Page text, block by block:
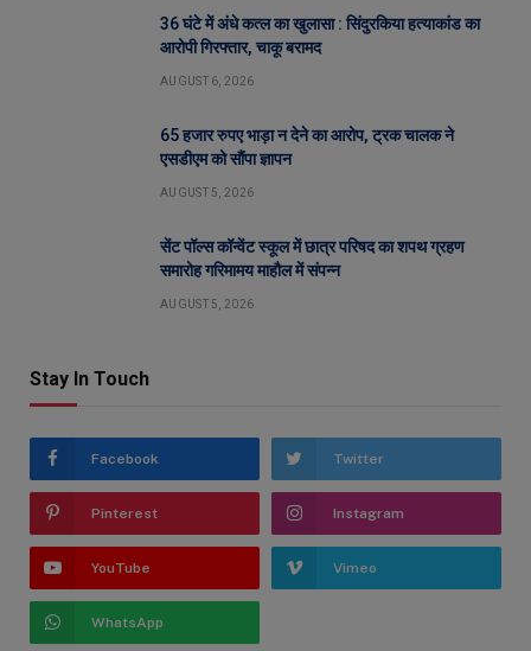
36 घंटे में अंधे कत्ल का खुलासा : सिंदुरकिया हत्याकांड का
आरोपी गिरफ्तार, चाकू बरामद
AUGUST 6, 2026
65 हजार रुपए भाड़ा न देने का आरोप, ट्रक चालक ने
एसडीएम को सौंपा ज्ञापन
AUGUST 5, 2026
सेंट पॉल्स कॉन्वेंट स्कूल में छात्र परिषद का शपथ ग्रहण
समारोह गरिमामय माहौल में संपन्न
AUGUST 5, 2026
Stay In Touch
Facebook Twitter
Pinterest Instagram
YouTube Vimeo
WhatsApp